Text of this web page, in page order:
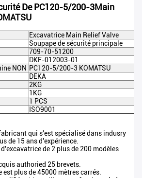
De PC120-5/200-3Main
Excavatrice Main Relief Valve
Soupape de sécurité principale
709-70-51200
DKF-012003-01
NON PC120-5/200-3 KOMATSU
DEKA
2KG
1KG
1 PCS
ISO9001
qui s'est spécialisé dans indusry
de 15 ans d'expérience.
de 2 plus de 200 modèles
authoried 25 brevets.
plus de 45000 mètres carrés.